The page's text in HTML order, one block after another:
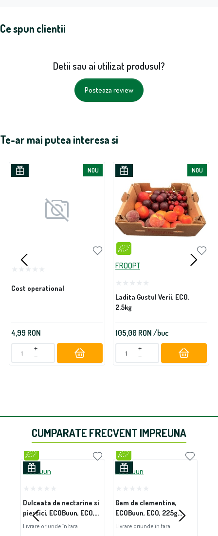
Ce spun clientii
Detii sau ai utilizat produsul?
Posteaza review
Te-ar mai putea interesa si
NOU
Cost operational
4,99 RON
+
−
NOU
FROOPT
Ladita Gustul Verii, ECO,
2.5kg
105,00 RON /buc
+
−
CUMPARATE FRECVENT IMPREUNA
ECOBuun
Dulceata de nectarine si
piersici, ECOBuun, ECO,
200g (fara zahar)
Livrare oriunde în tara
ECOBuun
Gem de clementine,
ECOBuun, ECO, 225g
(fara zahar)
Livrare oriunde în tara